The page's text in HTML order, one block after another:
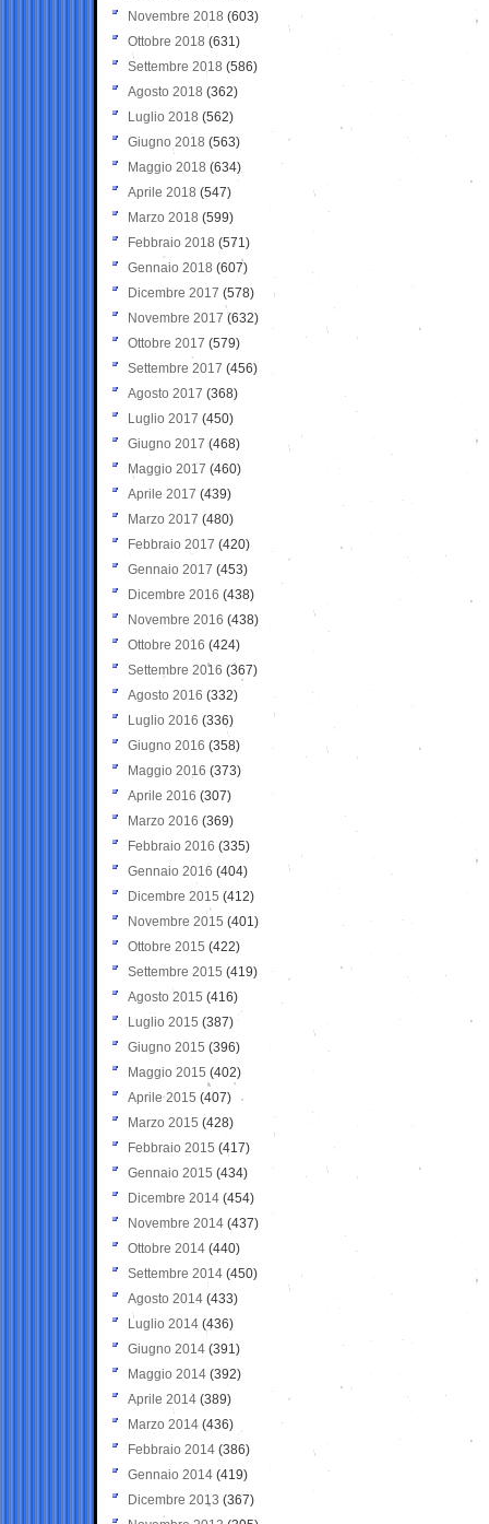
Novembre 2018 (603)
Ottobre 2018 (631)
Settembre 2018 (586)
Agosto 2018 (362)
Luglio 2018 (562)
Giugno 2018 (563)
Maggio 2018 (634)
Aprile 2018 (547)
Marzo 2018 (599)
Febbraio 2018 (571)
Gennaio 2018 (607)
Dicembre 2017 (578)
Novembre 2017 (632)
Ottobre 2017 (579)
Settembre 2017 (456)
Agosto 2017 (368)
Luglio 2017 (450)
Giugno 2017 (468)
Maggio 2017 (460)
Aprile 2017 (439)
Marzo 2017 (480)
Febbraio 2017 (420)
Gennaio 2017 (453)
Dicembre 2016 (438)
Novembre 2016 (438)
Ottobre 2016 (424)
Settembre 2016 (367)
Agosto 2016 (332)
Luglio 2016 (336)
Giugno 2016 (358)
Maggio 2016 (373)
Aprile 2016 (307)
Marzo 2016 (369)
Febbraio 2016 (335)
Gennaio 2016 (404)
Dicembre 2015 (412)
Novembre 2015 (401)
Ottobre 2015 (422)
Settembre 2015 (419)
Agosto 2015 (416)
Luglio 2015 (387)
Giugno 2015 (396)
Maggio 2015 (402)
Aprile 2015 (407)
Marzo 2015 (428)
Febbraio 2015 (417)
Gennaio 2015 (434)
Dicembre 2014 (454)
Novembre 2014 (437)
Ottobre 2014 (440)
Settembre 2014 (450)
Agosto 2014 (433)
Luglio 2014 (436)
Giugno 2014 (391)
Maggio 2014 (392)
Aprile 2014 (389)
Marzo 2014 (436)
Febbraio 2014 (386)
Gennaio 2014 (419)
Dicembre 2013 (367)